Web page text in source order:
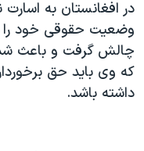
تریبونال مردمی آبان ۹۸
دادگاه حمید نوری
چهل سال گروگان‌گیری
قانون شفافیت دارائی
در افغانستان به
وضعيت حقوقی خود
چالش گرفت و باعث شد
که وی بايد حق
داشته باشد.